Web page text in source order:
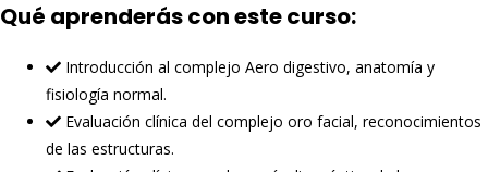
Qué aprenderás con este curso:
Introducción al complejo Aero digestivo, anatomía y
fisiología normal.
Evaluación clínica del complejo oro facial, reconocimientos
de las estructuras.